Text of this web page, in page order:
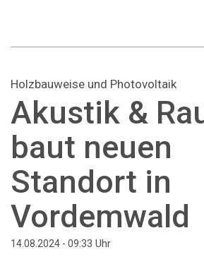
Holzbauweise und Photovoltaik
Akustik &
baut neuen
Standort in
Vordemwald
14.08.2024 - 09:33 Uhr